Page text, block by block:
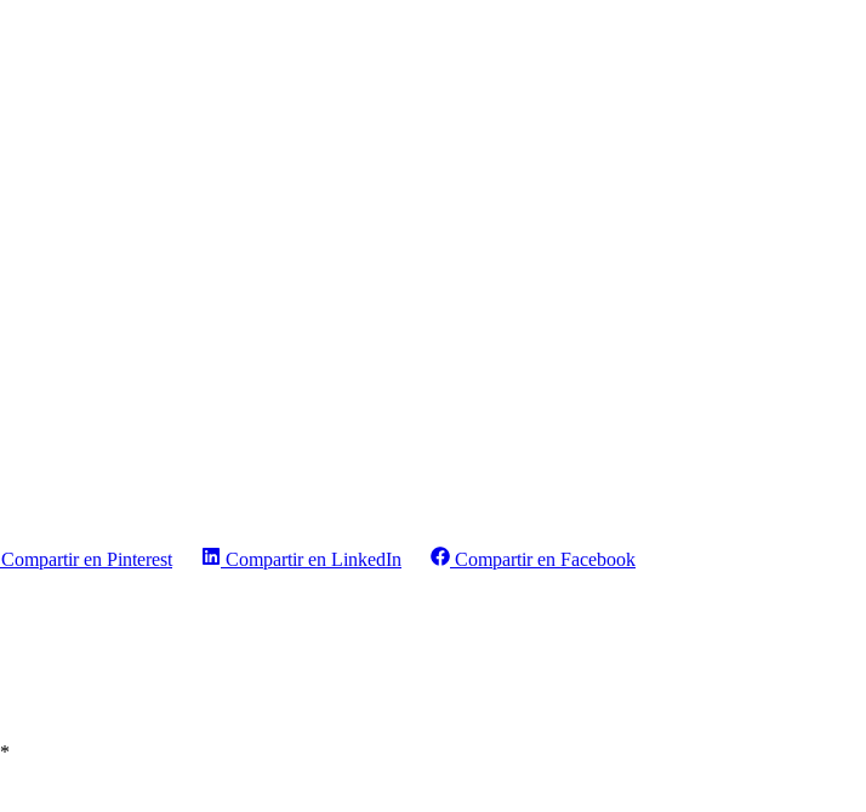
Compartir en Pinterest Compartir en LinkedIn
Compartir en Facebook
*